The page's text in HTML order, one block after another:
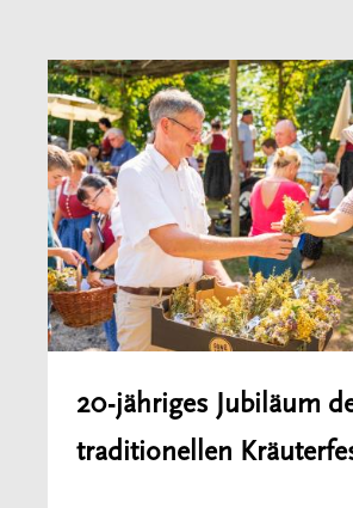
20-jähriges Jubiläum
traditionellen